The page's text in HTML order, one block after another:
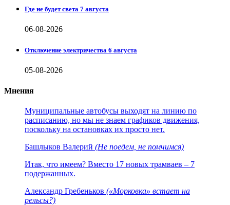
Где не будет света 7 августа
06-08-2026
Отключение электричества 6 августа
05-08-2026
Мнения
Муниципальные автобусы выходят на линию по
расписанию, но мы не знаем графиков движения,
поскольку на остановках их просто нет.
Башлыков Валерий (Не поедем, не помчимся)
Итак, что имеем? Вместо 17 новых трамваев – 7
подержанных.
Александр Гребеньков («Морковка» встает на
рельсы?)